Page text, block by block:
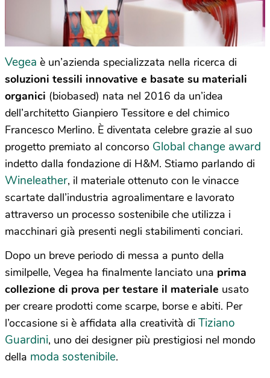
Vegea è un’azienda specializzata nella ricerca di
soluzioni tessili innovative e basate su materiali
organici (biobased) nata nel 2016 da un’idea
dell’architetto Gianpiero Tessitore e del chimico
Francesco Merlino. È diventata celebre grazie al suo
progetto premiato al concorso Global change award
indetto dalla fondazione di H&M. Stiamo parlando di
Wineleather, il materiale ottenuto con le vinacce
scartate dall’industria agroalimentare e lavorato
attraverso un processo sostenibile che utilizza i
macchinari già presenti negli stabilimenti conciari.
Dopo un breve periodo di messa a punto della
similpelle, Vegea ha finalmente lanciato una prima
collezione di prova per testare il materiale usato
per creare prodotti come scarpe, borse e abiti. Per
l’occasione si è affidata alla creatività di Tiziano
Guardini, uno dei designer più prestigiosi nel mondo
della moda sostenibile.